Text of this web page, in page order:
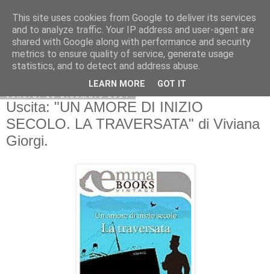
venerdì 19 dicembre 2014
Uscita: "UN AMORE DI INIZIO
SECOLO. LA TRAVERSATA" di Viviana
Giorgi.
This site uses cookies from Google to deliver its services
and to analyze traffic. Your IP address and user-agent are
shared with Google along with performance and security
metrics to ensure quality of service, generate usage
statistics, and to detect and address abuse.
LEARN MORE GOT IT